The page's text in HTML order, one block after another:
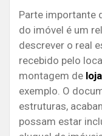
Parte importante
do imóvel é um
descrever o real
recebido pelo
montagem de
exemplo. O
estruturas,
possam estar